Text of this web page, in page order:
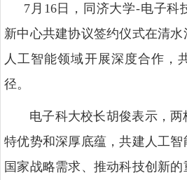
7 月 16日，同济大学-电子科
新中心共建协议签约仪式在清
人工智能领域开展深度合作，
径。
电子科大校长胡俊表示，
特优势和深厚底蕴，共建人工
国家战略需求、推动科技创新